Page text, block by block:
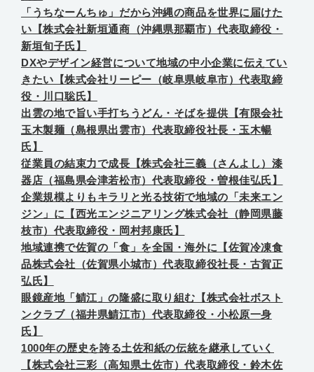
「うちなーんちゅ」だから沖縄の商品を世界に届けた
い【株式会社新垣通商（沖縄県那覇市）代表取締役・
新垣旬子氏】
DXやデザイン経営について地域の中小企業に伝えてい
きたい【株式会社リーピー（岐阜県岐阜市）代表取締
役・川口聡氏】
出雲の地で旨い手打ちうどん・そばを提供【有限会社
玉木製麺（島根県出雲市）代表取締役社長・玉木暢
氏】
従業員の結束力で成長【株式会社三義（さんよし）漆
器店（福島県会津若松市）代表取締役・曽根佳弘氏】
企業規模よりもキラリと光る技術で地域の「未来エン
ジン」に【西光エンジニアリング株式会社（静岡県藤
枝市）代表取締役・岡村邦康氏】
地域連携で佐賀の「食」を全国・海外に【佐賀冷凍食
品株式会社（佐賀県小城市）代表取締役社長・古賀正
弘氏】
眼鏡産地「鯖江」の隆盛に取り組む【株式会社ボスト
ンクラブ（福井県鯖江市）代表取締役・小松原一身
氏】
1000年の歴史を誇る土佐和紙の伝統を継承していく
【株式会社三彩（高知県土佐市）代表取締役・鈴木佐